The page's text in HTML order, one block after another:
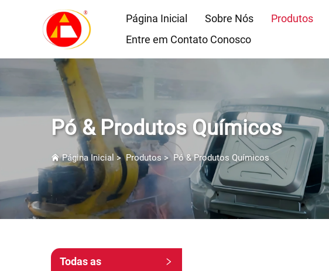
Página Inicial Sobre Nós Produtos
Entre em Contato Conosco
Pó & Produtos Químicos
Página Inicial >Produtos> Pó & Produtos Químicos
Todas as